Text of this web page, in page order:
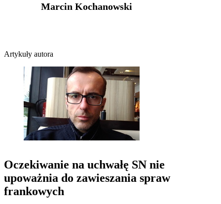
Marcin Kochanowski
Artykuły autora
Oczekiwanie na uchwałę SN nie
upoważnia do zawieszania spraw
frankowych